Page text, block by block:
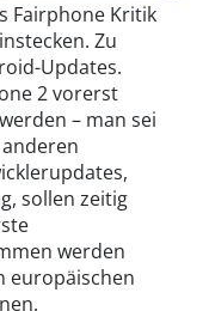
Fairphone Kritik
Zu
Updates.
2 vorerst
– man sei
sollen zeitig
werden
europäischen